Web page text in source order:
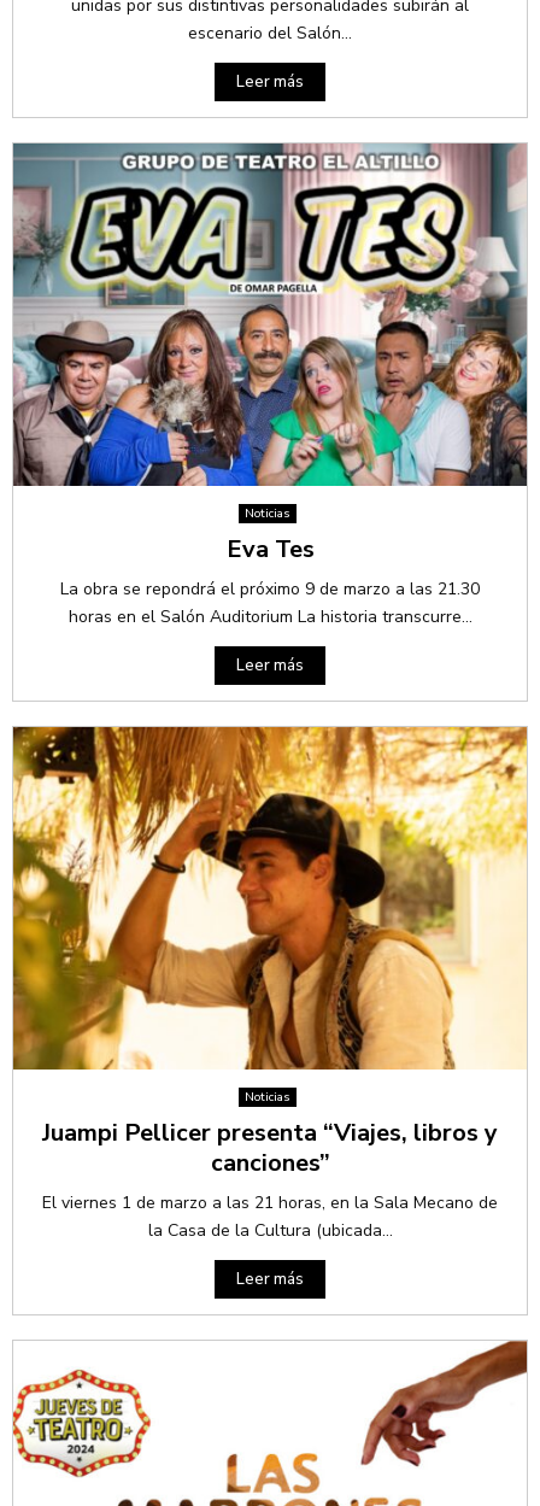
unidas por sus distintivas personalidades subirán al
escenario del Salón...
Leer más
Noticias
Eva Tes
La obra se repondrá el próximo 9 de marzo a las 21.30
horas en el Salón Auditorium La historia transcurre...
Leer más
Noticias
Juampi Pellicer presenta “Viajes, libros y
canciones”
El viernes 1 de marzo a las 21 horas, en la Sala Mecano de
la Casa de la Cultura (ubicada...
Leer más